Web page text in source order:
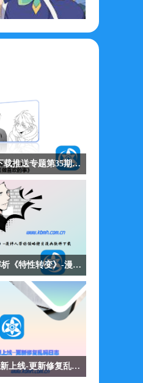
拷贝漫画APP官方版下载推送专题第35期-拷贝漫画官方网页细析秋季热门《做喜欢的事》
推送专题第35期-拷贝漫
做喜欢的事》】拷贝漫
漫画《做喜欢的事》讲
在珍惜与勇气之间找到
热烈爱情故事。作品细
突破，展现真爱需要勇
拷贝漫画(官网)深度解析《特性转变》-漫评人带你领略拷贝漫画软件下载
《特性转变》-漫评人带
拷贝漫画(官网)深度解
》讲述李河镇十年后重
公司总裁，两人在商业
往的动人故事。作品深
展现成年人在现实与初
拷贝漫画v3.4.0版本全新上线-更新修复乱码日志